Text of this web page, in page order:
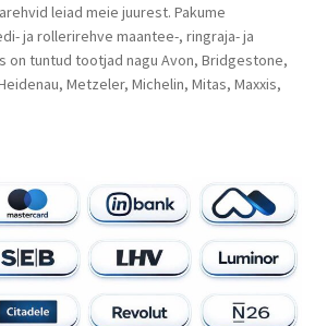
leiad meie juurest. Pakume
ja rollerirehve maantee-, ringraja- ja
on tuntud tootjad nagu Avon, Bridgestone,
Metzeler, Michelin, Mitas, Maxxis,